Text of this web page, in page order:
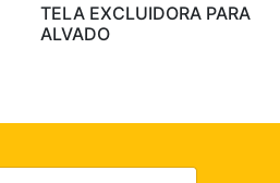
TELA EXCLUIDORA PARA
ALVADO